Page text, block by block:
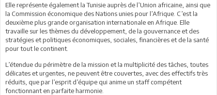
Elle représente également la Tunisie auprès de l’Union africaine, ainsi que
la Commission économique des Nations unies pour l’Afrique. C’est la
deuxième plus grande organisation internationale en Afrique. Elle
travaille sur les thèmes du développement, de la gouvernance et des
stratégies et politiques économiques, sociales, financières et de la santé
pour tout le continent.
L’étendue du périmètre de la mission et la multiplicité des tâches, toutes
délicates et urgentes, ne peuvent être couvertes, avec des effectifs très
réduits, que par l’esprit d’équipe qui anime un staff compétent
fonctionnant en parfaite harmonie.